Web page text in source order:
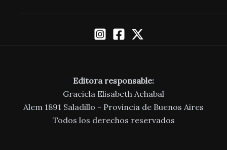
Editora responsable:
Graciela Elisabeth Achabal
Alem 1891 Saladillo - Provincia de Buenos Aires
Todos los derechos reservados